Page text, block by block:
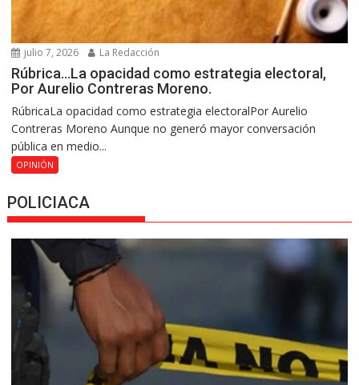
julio 7, 2026 La Redacción
Rúbrica…La opacidad como estrategia electoral,
Por Aurelio Contreras Moreno.
RúbricaLa opacidad como estrategia electoralPor Aurelio
Contreras Moreno Aunque no generó mayor conversación
pública en medio...
OPINIÓN
POLICIACA